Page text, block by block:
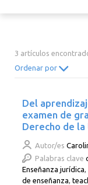
3 artículos
Ordenar por
Del
examen de
Derecho de
Autor/es
Palabras clave
Enseñanza jurídica,
de enseñanza,